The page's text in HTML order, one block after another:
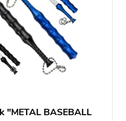
"METAL BASEBALL